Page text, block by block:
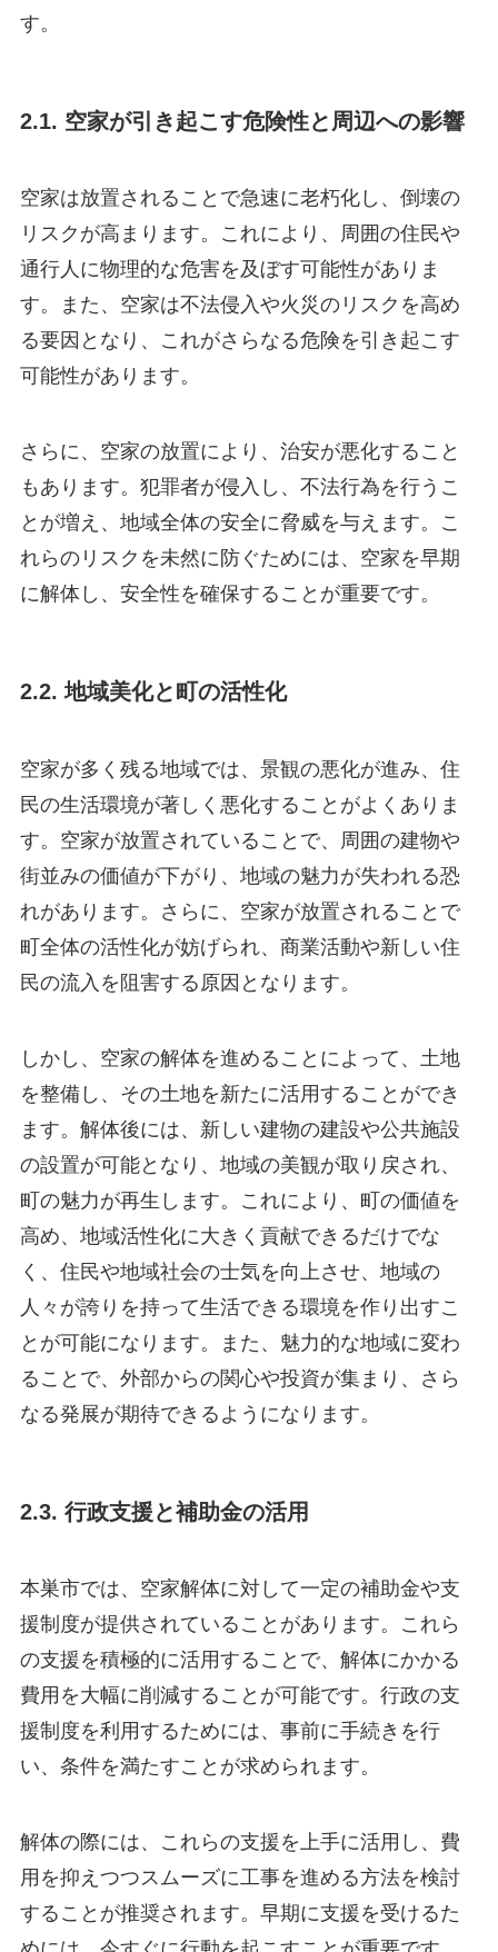
す。
2.1. 空家が引き起こす危険性と周辺への影響
空家は放置されることで急速に老朽化し、倒壊の
リスクが高まります。これにより、周囲の住民や
通行人に物理的な危害を及ぼす可能性がありま
す。また、空家は不法侵入や火災のリスクを高め
る要因となり、これがさらなる危険を引き起こす
可能性があります。
さらに、空家の放置により、治安が悪化すること
もあります。犯罪者が侵入し、不法行為を行うこ
とが増え、地域全体の安全に脅威を与えます。こ
れらのリスクを未然に防ぐためには、空家を早期
に解体し、安全性を確保することが重要です。
2.2. 地域美化と町の活性化
空家が多く残る地域では、景観の悪化が進み、住
民の生活環境が著しく悪化することがよくありま
す。空家が放置されていることで、周囲の建物や
街並みの価値が下がり、地域の魅力が失われる恐
れがあります。さらに、空家が放置されることで
町全体の活性化が妨げられ、商業活動や新しい住
民の流入を阻害する原因となります。
しかし、空家の解体を進めることによって、土地
を整備し、その土地を新たに活用することができ
ます。解体後には、新しい建物の建設や公共施設
の設置が可能となり、地域の美観が取り戻され、
町の魅力が再生します。これにより、町の価値を
高め、地域活性化に大きく貢献できるだけでな
く、住民や地域社会の士気を向上させ、地域の
人々が誇りを持って生活できる環境を作り出すこ
とが可能になります。また、魅力的な地域に変わ
ることで、外部からの関心や投資が集まり、さら
なる発展が期待できるようになります。
2.3. 行政支援と補助金の活用
本巣市では、空家解体に対して一定の補助金や支
援制度が提供されていることがあります。これら
の支援を積極的に活用することで、解体にかかる
費用を大幅に削減することが可能です。行政の支
援制度を利用するためには、事前に手続きを行
い、条件を満たすことが求められます。
解体の際には、これらの支援を上手に活用し、費
用を抑えつつスムーズに工事を進める方法を検討
することが推奨されます。早期に支援を受けるた